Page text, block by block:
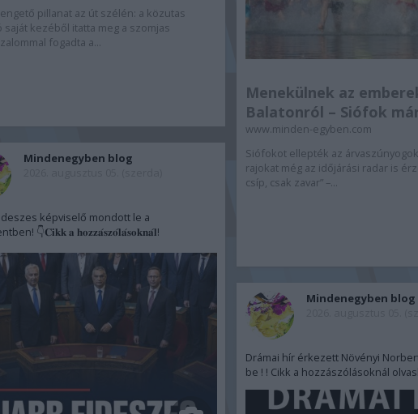
pillanat az út szélén: a közutas
saját kezéből itatta meg a szomjas
fogadta a...
Menekülnek az
Balatonról – Siófok
www.minden-egyben.com
Siófokot ellepték az
rajokat még az időjárási radar is
csíp, csak zavar” –...
Mindenegyben blog
képviselő mondott le a
👇𝐂𝐢𝐤𝐤 𝐚 𝐡𝐨𝐳𝐳𝐚́𝐬𝐳𝐨́𝐥𝐚́𝐬𝐨𝐤𝐧𝐚́𝐥!
Mindenegyben blog
Drámai hír érkezett Növényi
be ! ! Cikk a hozzászólásoknál